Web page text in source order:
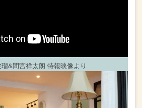
&間宮祥太朗 特報映像より